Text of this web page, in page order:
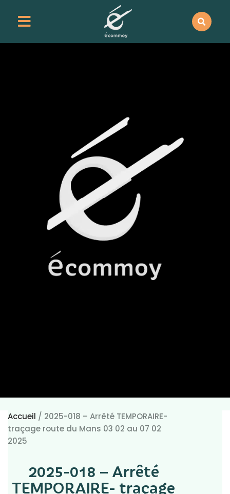
Accueil / 2025-018 – Arrêté TEMPORAIRE-
traçage route du Mans 03 02 au 07 02
2025
2025-018 – Arrêté
TEMPORAIRE- traçage